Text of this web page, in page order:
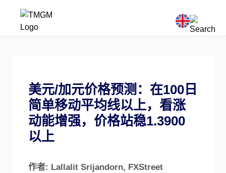
美元/加元价格预测：在100日
简单移动平均线以上，看涨
动能增强，价格站稳1.3900
以上
作者: Lallalit Srijandorn, FXStreet